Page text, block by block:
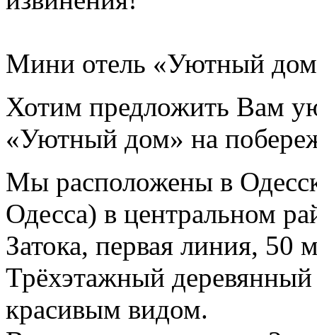
Мини отель «Уютный
Хотим предложить Вам
«Уютный дом» на
Мы расположены в
Одесса) в центральном
Затока, первая линия, 50
Трёхэтажный
красивым видом.